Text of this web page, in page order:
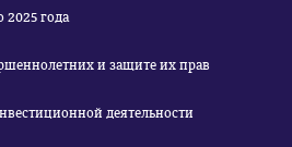
2025 года
и защите их прав
деятельности